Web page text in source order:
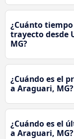
¿Cuánto
trayecto desde
MG?
¿Cuándo es el
a Araguari, MG?
¿Cuándo es el
a Araguari, MG?